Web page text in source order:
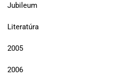
Jubileum
Literatúra
2005
2006